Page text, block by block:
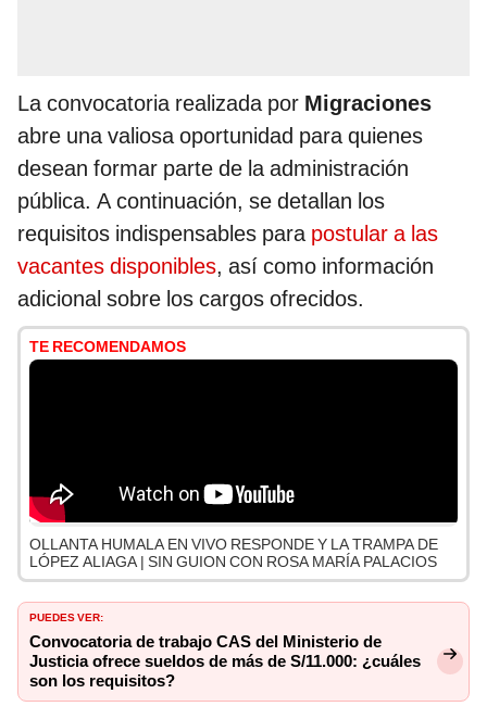
La convocatoria realizada por Migraciones
abre una valiosa oportunidad para quienes
desean formar parte de la administración
pública. A continuación, se detallan los
requisitos indispensables para postular a las
vacantes disponibles, así como información
adicional sobre los cargos ofrecidos.
TE RECOMENDAMOS
OLLANTA HUMALA EN VIVO RESPONDE Y LA TRAMPA DE
LÓPEZ ALIAGA | SIN GUION CON ROSA MARÍA PALACIOS
PUEDES VER:
Convocatoria de trabajo CAS del Ministerio de
Justicia ofrece sueldos de más de S/11.000: ¿cuáles
son los requisitos?